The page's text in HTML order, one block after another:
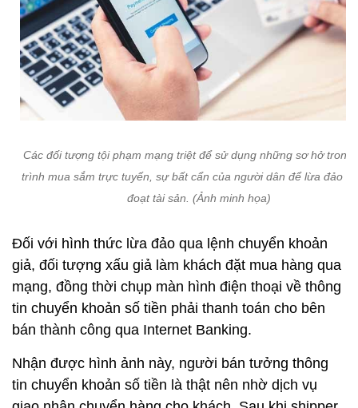
Các đối tượng tội phạm mạng triệt để sử dụng những sơ hở trong
trình mua sắm trực tuyến, sự bất cẩn của người dân để lừa đảo
đoạt tài sản. (Ảnh minh họa)
Đối với hình thức lừa đảo qua lệnh chuyển khoản
giả, đối tượng xấu giả làm khách đặt mua hàng qua
mạng, đồng thời chụp màn hình điện thoại về thông
tin chuyển khoản số tiền phải thanh toán cho bên
bán thành công qua Internet Banking.
Nhận được hình ảnh này, người bán tưởng thông
tin chuyển khoản số tiền là thật nên nhờ dịch vụ